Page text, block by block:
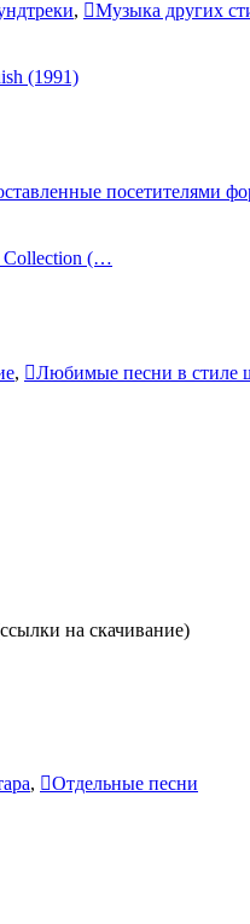
, Музыка других
(1991)
посетителями
Collection (…
, Любимые песни в стиле
на скачивание)
,
Отдельные песни